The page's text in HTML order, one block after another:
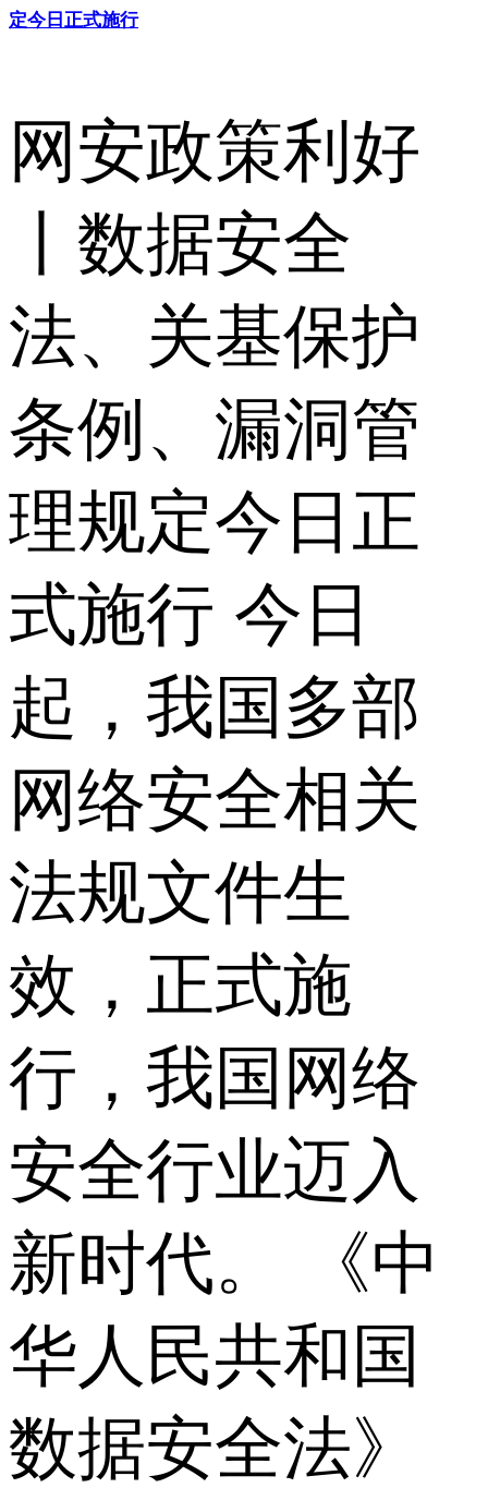
定今日正式施行
网安政策利好
丨数据安全
法、关基保护
条例、漏洞管
理规定今日正
式施行 今日
起，我国多部
网络安全相关
法规文件生
效，正式施
行，我国网络
安全行业迈入
新时代。 《中
华人民共和国
数据安全法》